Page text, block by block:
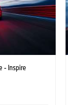
- Inspire